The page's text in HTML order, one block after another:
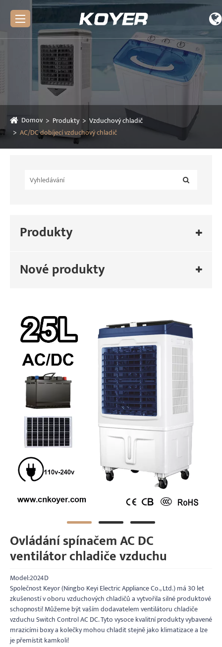
Domov Produkty
Vzduchový chladič
AC/DC dobíjecí vzduchový chladič
Produkty
Nové produkty
Ovládání spínačem AC DC
ventilátor chladiče vzduchu
Model:2024D
Společnost Keyor (Ningbo Keyi Electric Appliance Co., Ltd.) má 30 let
zkušeností v oboru vzduchových chladičů a vytvořila silné produktové
schopnosti! Můžeme být vaším dodavatelem ventilátoru chladiče
vzduchu Switch Control AC DC. Tyto vysoce kvalitní produkty vybavené
mrazicími boxy a kolečky mohou chladit stejně jako klimatizace a lze
je přemístit kamkoli!